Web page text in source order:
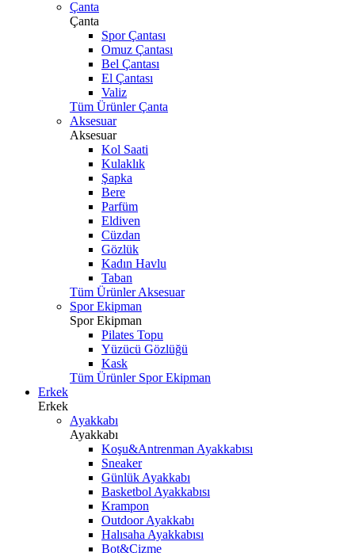
Çanta
Çanta
Spor Çantası
Omuz Çantası
Bel Çantası
El Çantası
Valiz
Tüm Ürünler Çanta
Aksesuar
Aksesuar
Kol Saati
Kulaklık
Şapka
Bere
Parfüm
Eldiven
Cüzdan
Gözlük
Kadın Havlu
Taban
Tüm Ürünler Aksesuar
Spor Ekipman
Spor Ekipman
Pilates Topu
Yüzücü Gözlüğü
Kask
Tüm Ürünler Spor Ekipman
Erkek
Erkek
Ayakkabı
Ayakkabı
Koşu&Antrenman Ayakkabısı
Sneaker
Günlük Ayakkabı
Basketbol Ayakkabısı
Krampon
Outdoor Ayakkabı
Halısaha Ayakkabısı
Bot&Çizme